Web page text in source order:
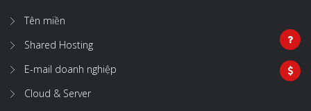
Tên miền
Shared Hosting
E-mail doanh nghiệp
Cloud & Server